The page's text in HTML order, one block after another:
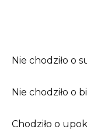
Nie chodziło o
Nie chodziło o
Chodziło o